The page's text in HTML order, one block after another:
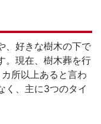
、好きな樹木の下で
。現在、樹木葬を行
所以上あると言わ
く、主に3つのタイ